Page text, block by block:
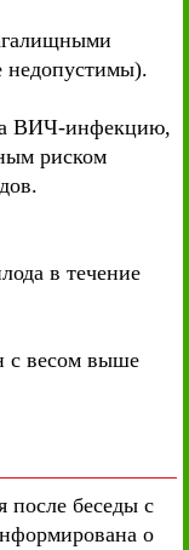
недопустимы).
ВИЧ-инфекцию,
риском
в течение
с весом выше
после беседы с
о